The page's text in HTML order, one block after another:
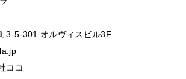
3-5-301 オルヴィスビル3F
ココ